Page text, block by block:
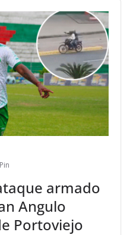
armado
Angulo
Portoviejo